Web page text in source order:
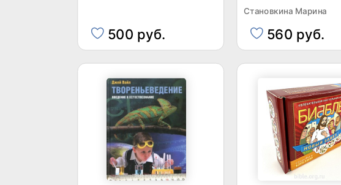
500 руб.
Становкина Марина
560 руб.